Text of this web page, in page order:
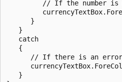
// If the number
      }
   }
   catch
   {
// If there is an
   }